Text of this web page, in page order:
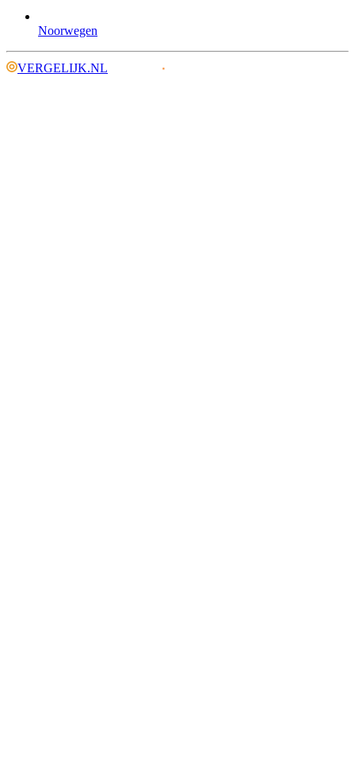
Noorwegen
VERGELIJK.NL